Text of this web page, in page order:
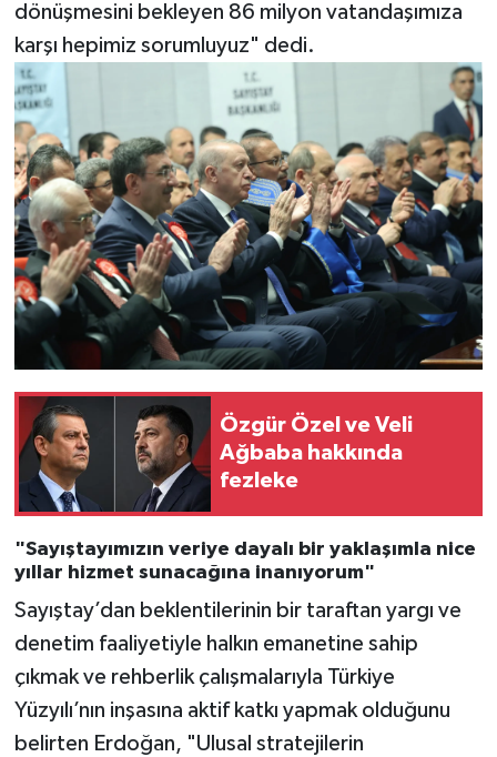
dönüşmesini bekleyen 86 milyon vatandaşımıza
karşı hepimiz sorumluyuz" dedi.
Özgür Özel ve Veli
Ağbaba hakkında
fezleke
"Sayıştayımızın veriye dayalı bir yaklaşımla nice
yıllar hizmet sunacağına inanıyorum"
Sayıştay’dan beklentilerinin bir taraftan yargı ve
denetim faaliyetiyle halkın emanetine sahip
çıkmak ve rehberlik çalışmalarıyla Türkiye
Yüzyılı’nın inşasına aktif katkı yapmak olduğunu
belirten Erdoğan, "Ulusal stratejilerin